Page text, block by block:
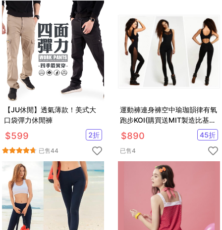
【JU休閒】透氣薄款！美式大
口袋彈力休閒褲
$599 2折
已售44
運動褲連身褲空中瑜珈韻律有氧
跑步KOI(購買送MIT製造比基尼
泳衣一套
$890 45折
已售4